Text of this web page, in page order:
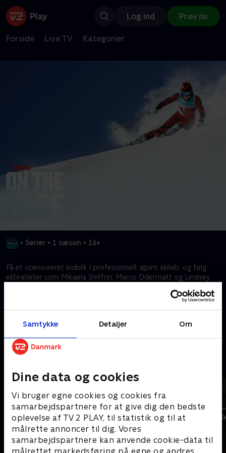
Samtykke Detaljer Om
Dine data og cookies
Vi bruger egne cookies og cookies fra
samarbejdspartnere for at give dig den bedste
oplevelse af TV 2 PLAY, til statistik og til at
målrette annoncer til dig. Vores
samarbejdspartnere kan anvende cookie-data til
Log ind Prøv nu
Forside Live TV Kategorier
• Serier • 1 sæson • 16+
Få et ucensureret indblik i professionelt alpint skiløb, og følg
eliteatleter som Mikaela Shiffrin, Marco Odermatt og Lindsey
Kræver tilkøb